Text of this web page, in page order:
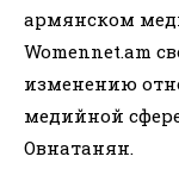
армянском
Womennet.am
изменению
медийной
Овнатанян.